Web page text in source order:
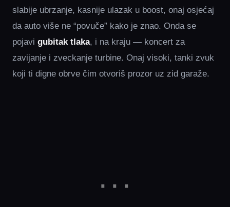
slabije ubrzanje, kasnije ulazak u boost, onaj osjećaj
da auto više ne “povuče” kako je znao. Onda se
pojavi gubitak tlaka, i na kraju — koncert za
zavijanje i zveckanje turbine. Onaj visoki, tanki zvuk
koji ti digne obrve čim otvoriš prozor uz zid garaže.